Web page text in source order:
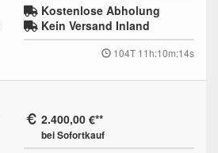
Kostenlose Abholung
Kein Versand Inland
104T 11h:10m:13s
2.400,00 €
bei Sofortkauf